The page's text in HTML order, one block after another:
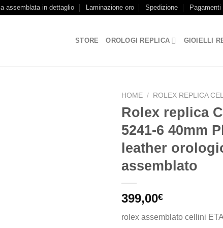
assemblata in dettaglio Laminazione oro Spedizione Pagamenti
STORE OROLOGI REPLICA GIOIELLI
HOME / ROLEX REPLICA
Rolex replica
5241-6 40mm
leather
assemblato
399,00€
rolex assemblato cellini